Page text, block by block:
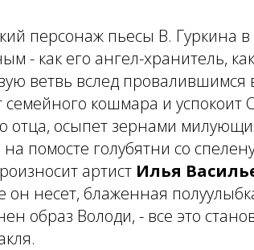
персонаж пьесы В. Гуркина в
- как его ангел-хранитель,
ветвь вслед провалившимся
семейного кошмара и успокоит
отца, осыпет зернами
помосте голубятни со
артист Илья
он несет, блаженная
образ Володи, - все это